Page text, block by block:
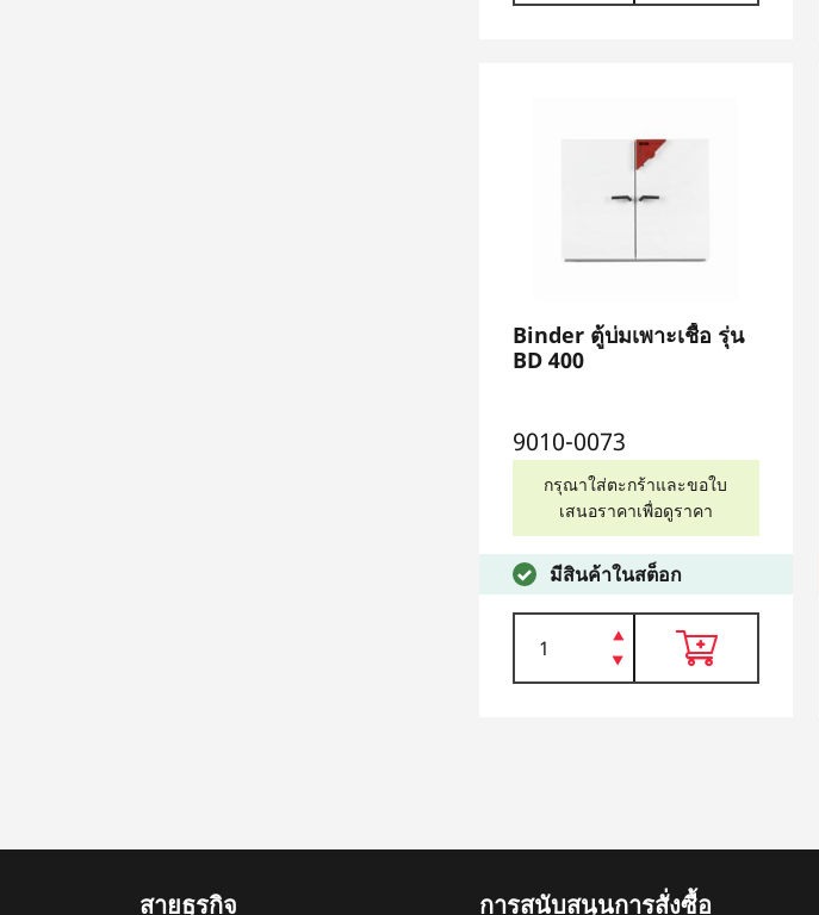
Binder ตู้บ่มเพาะเชื้อ รุ่น
BD 400
9010-0073
กรุณาใส่ตะกร้าและขอใบ
เสนอราคาเพื่อดูราคา
มีสินค้าในสต็อก
สายธุรกิจ การสนับสนุนการสั่งซื้อ